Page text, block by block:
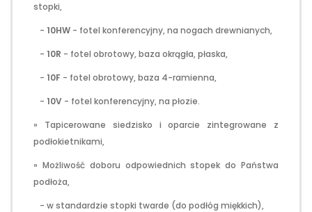
stopki,
- 10HW - fotel konferencyjny, na nogach drewnianych,
- 10R - fotel obrotowy, baza okrągła, płaska,
- 10F - fotel obrotowy, baza 4-ramienna,
- 10V - fotel konferencyjny, na płozie.
» Tapicerowane siedzisko i oparcie zintegrowane z
podłokietnikami,
» Możliwość doboru odpowiednich stopek do Państwa
podłoża,
- w standardzie stopki twarde (do podłóg miękkich),